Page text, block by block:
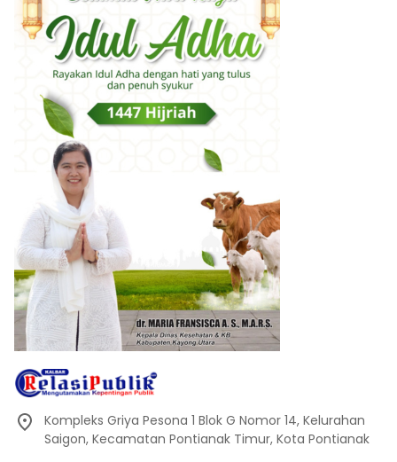
Kompleks Griya Pesona 1 Blok G Nomor 14, Kelurahan
Saigon, Kecamatan Pontianak Timur, Kota Pontianak